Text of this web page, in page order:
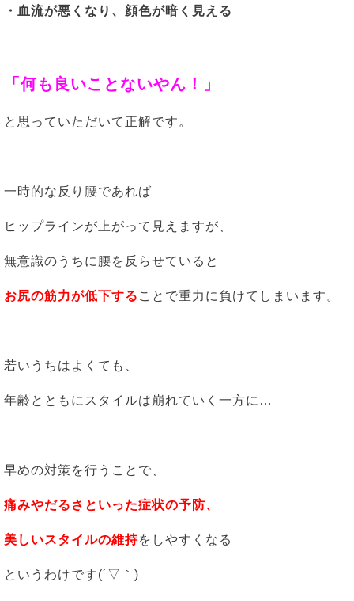
・血流が悪くなり、顔色が暗く見える
「何も良いことないやん！ 」
と思っていただいて正解です。
一時的な反り腰であれば
ヒップラインが上がって見えますが、
無意識のうちに腰を反らせていると
お尻の筋力が低下する ことで重力に負けてしまいます。
若いうちはよくても、
年齢とともにスタイルは崩れていく一方に…
早めの対策を行うことで、
痛みやだるさといった症状の予防、
美しいスタイルの維持をしやすくなる
というわけです(´▽｀)